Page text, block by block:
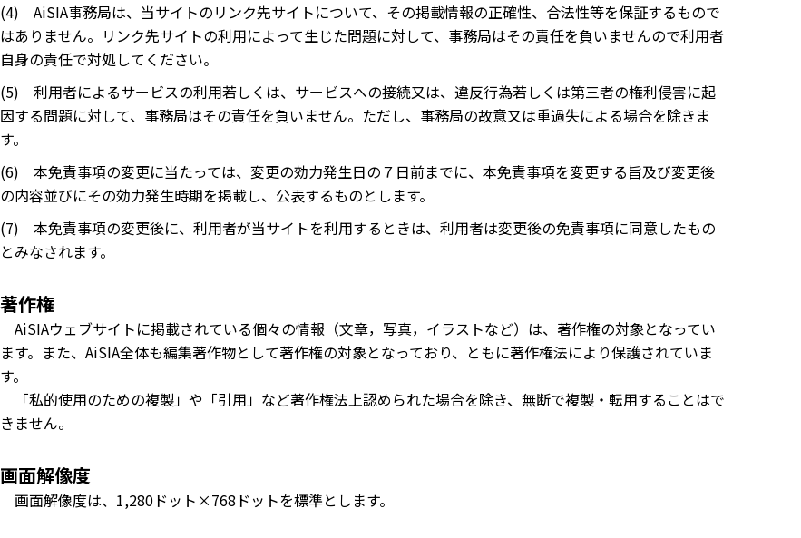
(4) AiSIA事務局は、当サイトのリンク先サイトについて、その掲載情報の正確性、合法性等を保証するもので
はありません。リンク先サイトの利用によって生じた問題に対して、事務局はその責任を負いませんので利用者
自身の責任で対処してください。
(5) 利用者によるサービスの利用若しくは、サービスへの接続又は、違反行為若しくは第三者の権利侵害に起
因する問題に対して、事務局はその責任を負いません。ただし、事務局の故意又は重過失による場合を除きま
す。
(6) 本免責事項の変更に当たっては、変更の効力発生日の７日前までに、本免責事項を変更する旨及び変更後
の内容並びにその効力発生時期を掲載し、公表するものとします。
(7) 本免責事項の変更後に、利用者が当サイトを利用するときは、利用者は変更後の免責事項に同意したもの
とみなされます。
著作権
AiSIAウェブサイトに掲載されている個々の情報（文章，写真，イラストなど）は、著作権の対象となってい
ます。また、AiSIA全体も編集著作物として著作権の対象となっており、ともに著作権法により保護されていま
す。
「私的使用のための複製」や「引用」など著作権法上認められた場合を除き、無断で複製・転用することはで
きません。
画面解像度
画面解像度は、1,280ドット×768ドットを標準とします。